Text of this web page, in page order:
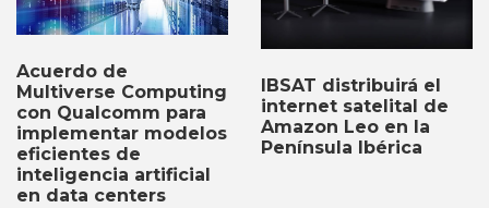
Acuerdo de
Multiverse Computing
con Qualcomm para
implementar modelos
eficientes de
inteligencia artificial
en data centers
IBSAT distribuirá el
internet satelital de
Amazon Leo en la
Península Ibérica